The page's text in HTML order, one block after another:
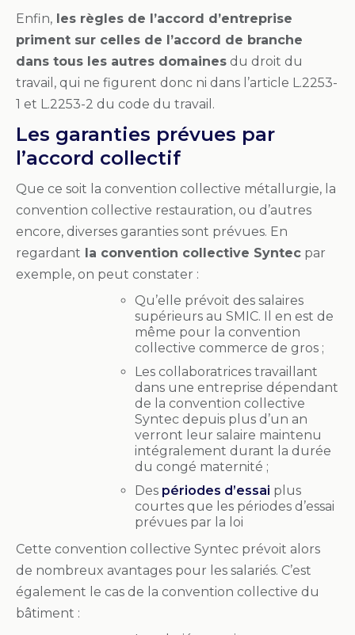
Enfin, les règles de l’accord d’entreprise
priment sur celles de l’accord de branche
dans tous les autres domaines du droit du
travail, qui ne figurent donc ni dans l’article L.2253-
1 et L.2253-2 du code du travail.
Les garanties prévues par
l’accord collectif
Que ce soit la convention collective métallurgie, la
convention collective restauration, ou d’autres
encore, diverses garanties sont prévues. En
regardant la convention collective Syntec par
exemple, on peut constater :
Qu’elle prévoit des salaires
supérieurs au SMIC. Il en est de
même pour la convention
collective commerce de gros ;
Les collaboratrices travaillant
dans une entreprise dépendant
de la convention collective
Syntec depuis plus d’un an
verront leur salaire maintenu
intégralement durant la durée
du congé maternité ;
Des périodes d’essai plus
courtes que les périodes d’essai
prévues par la loi
Cette convention collective Syntec prévoit alors
de nombreux avantages pour les salariés. C’est
également le cas de la convention collective du
bâtiment :